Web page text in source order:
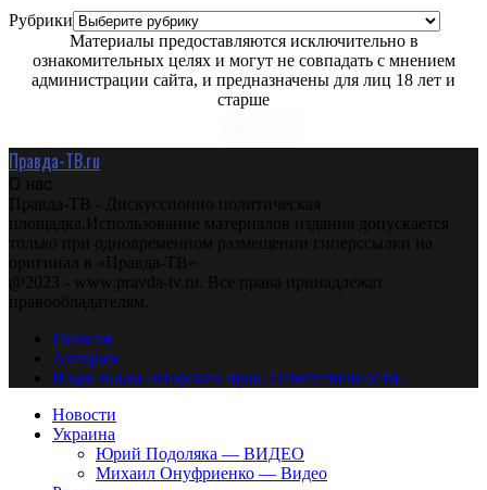
Рубрики
Материалы предоставляются исключительно в
ознакомительных целях и могут не совпадать с мнением
администрации сайта, и предназначены для лиц 18 лет и
старше
Правда-ТВ.ru
О нас
Правда-ТВ - Дискуссионно политическая
площадка.Использование материалов издания допускается
только при одновременном размещении гиперссылки на
оригинал в «Правда-ТВ»
@2023 - www.pravda-tv.ru. Все права принадлежат
правообладателям.
Главная
Авторам
Владельцам авторских прав. Ответственности.
Новости
Украина
Юрий Подоляка — ВИДЕО
Михаил Онуфриенко — Видео